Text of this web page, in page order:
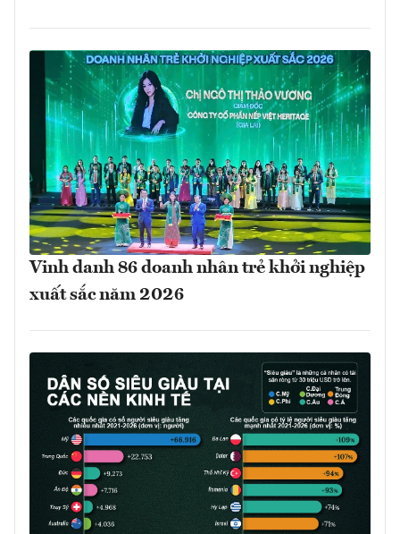
Vinh danh 86 doanh nhân trẻ khởi nghiệp
xuất sắc năm 2026